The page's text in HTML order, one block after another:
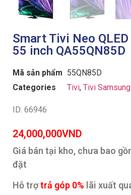
Smart Tivi Neo
55 inch QA55QN85D
Mã sản phẩm 55QN85D
Categories
Tivi, Tivi Samsung
ID: 66946
24,000,000VND
Giá bán tại kho, chưa bao
đặt
Hỗ trợtrả góp 0% lãi xuất